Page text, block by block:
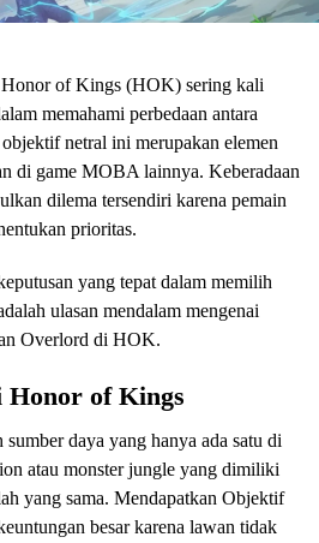
Honor of Kings (HOK) sering kali
memahami perbedaan antara
netral ini merupakan elemen
di game MOBA lainnya. Keberadaan
dilema tersendiri karena pemain
prioritas.
yang tepat dalam memilih
ulasan mendalam mengenai
Overlord di HOK.
of Kings
daya yang hanya ada satu di
atau monster jungle yang dimiliki
yang sama. Mendapatkan Objektif
besar karena lawan tidak